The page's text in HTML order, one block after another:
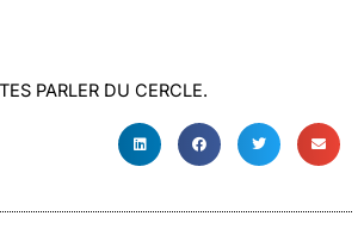
PARLER DU CERCLE.